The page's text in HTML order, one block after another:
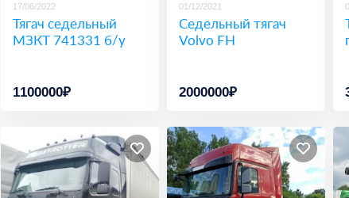
17/06/2022
Тягач седельный
МЗКТ 741331 б/у
1100000₽
01/12/2021
Седельный тягач
Volvo FH
2000000₽